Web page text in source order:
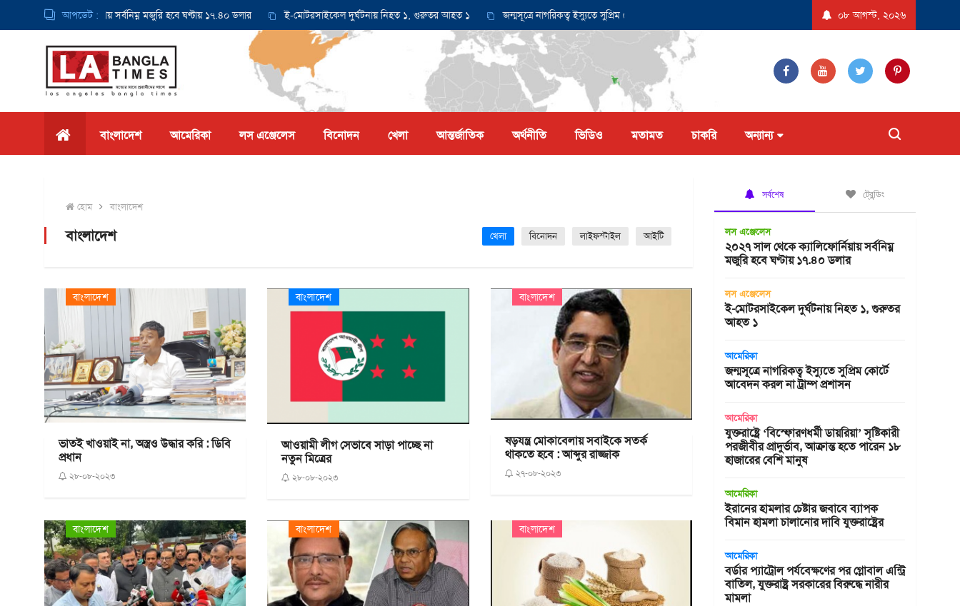
আপডেট :
থেকে ক্যালিফোর্নিয়ায় সর্বনিম্ন মজুরি হবে ঘণ্টায় ১৭.৪০ ডলার ই-মোটরসাইকেল দুর্ঘটনায় নিহত ১, গুরুতর আহত ১ জন্মসূত্রে নাগরিকত্ব ইস্যুতে সুপ্রিম কোর্টে আবেদন করল না ট্রাম্প প্রশাসন যুক্তরাষ্ট্রে ‘বিস্ফোরণধর্মী ডায়রিয়া’ সৃষ্টিকারী
০৮ আগস্ট, ২০২৬
বাংলাদেশ আমেরিকা লস এঞ্জেলেস বিনোদন খেলা আন্তর্জাতিক অর্থনীতি ভিডিও মতামত চাকরি অন্যান্য
হোম বাংলাদেশ
বাংলাদেশ খেলা বিনোদন লাইফস্টাইল আইটি
বাংলাদেশ
ভাতই খাওয়াই না, অস্ত্রও উদ্ধার করি : ডিবি
প্রধান
২৮-০৮-২০২৩
বাংলাদেশ
আওয়ামী লীগ সেভাবে সাড়া পাচ্ছে না
নতুন মিত্রের
২৮-০৮-২০২৩
বাংলাদেশ
ষড়যন্ত্র মোকাবেলায় সবাইকে সতর্ক
থাকতে হবে : আব্দুর রাজ্জাক
২৭-০৮-২০২৩
বাংলাদেশ বাংলাদেশ বাংলাদেশ
সর্বশেষ ট্রেন্ডিং
লস এঞ্জেলেস
২০২৭ সাল থেকে ক্যালিফোর্নিয়ায় সর্বনিম্ন
মজুরি হবে ঘণ্টায় ১৭.৪০ ডলার
লস এঞ্জেলেস
ই-মোটরসাইকেল দুর্ঘটনায় নিহত ১, গুরুতর
আহত ১
আমেরিকা
জন্মসূত্রে নাগরিকত্ব ইস্যুতে সুপ্রিম কোর্টে
আবেদন করল না ট্রাম্প প্রশাসন
আমেরিকা
যুক্তরাষ্ট্রে ‘বিস্ফোরণধর্মী ডায়রিয়া’ সৃষ্টিকারী
পরজীবীর প্রাদুর্ভাব, আক্রান্ত হতে পারেন ১৮
হাজারের বেশি মানুষ
আমেরিকা
ইরানের হামলার চেষ্টার জবাবে ব্যাপক
বিমান হামলা চালানোর দাবি যুক্তরাষ্ট্রের
আমেরিকা
বর্ডার প্যাট্রোল পর্যবেক্ষণের পর গ্লোবাল এন্ট্রি
বাতিল, যুক্তরাষ্ট্র সরকারের বিরুদ্ধে নারীর
মামলা